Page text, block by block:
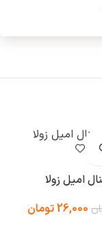
امیل زولا
26,000تومان